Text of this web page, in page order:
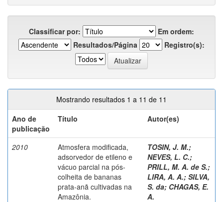
Classificar por:
Em ordem:
Resultados/Página
Registro(s):
Mostrando resultados 1 a 11 de 11
Ano de
publicação
Título Autor(es)
2010
Atmosfera modificada,
adsorvedor de etileno e
vácuo parcial na pós-
colheita de bananas
prata-anã cultivadas na
Amazônia.
TOSIN, J. M.;
NEVES, L. C.;
PRILL, M. A. de S.;
LIRA, A. A.; SILVA,
S. da; CHAGAS, E.
A.